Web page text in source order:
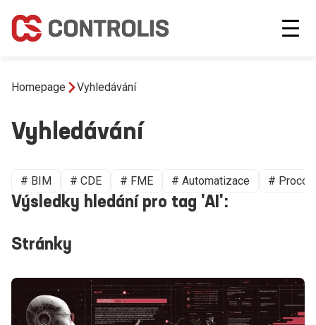
Homepage Vyhledávání
Vyhledávání
# BIM # CDE # FME # Automatizace #
Výsledky hledání pro tag 'AI':
Stránky